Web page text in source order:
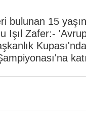
bulunan 15
Işıl Zafer:-